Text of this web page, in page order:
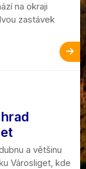
na okraji
zastávek
a většinu
Városliget, kde